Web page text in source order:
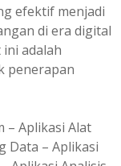
efektif menjadi
di era digital
adalah
penerapan
– Aplikasi Alat
Data – Aplikasi